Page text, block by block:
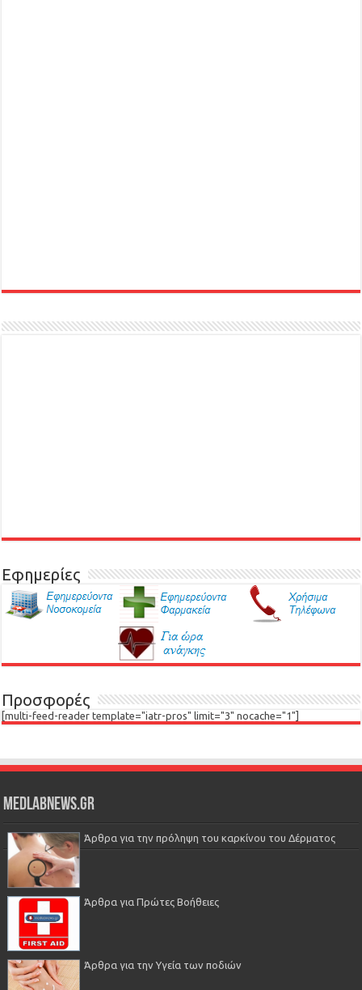
Εφημερίες
Προσφορές
[multi-feed-reader template="iatr-pros" limit="3" nocache="1"]
Medlabnews.gr
Άρθρα για την πρόληψη του καρκίνου του Δέρματος
Άρθρα για Πρώτες Βοήθειες
Άρθρα για την Υγεία των ποδιών